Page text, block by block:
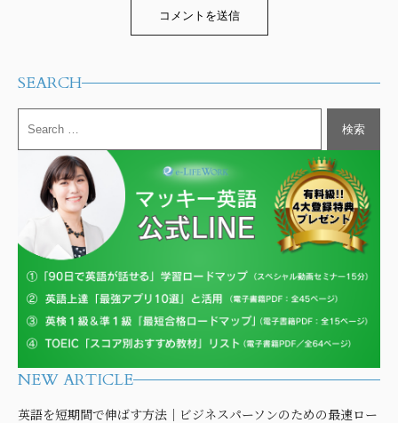
SEARCH
NEW ARTICLE
英語を短期間で伸ばす方法｜ビジネスパーソンのための最速ロー